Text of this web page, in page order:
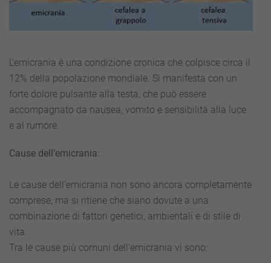
L’emicrania è una condizione cronica che colpisce circa il
12% della popolazione mondiale. Si manifesta con un
forte dolore pulsante alla testa, che può essere
accompagnato da nausea, vomito e sensibilità alla luce
e al rumore.
Cause dell’emicrania:
Le cause dell’emicrania non sono ancora completamente
comprese, ma si ritiene che siano dovute a una
combinazione di fattori genetici, ambientali e di stile di
vita.
Tra le cause più comuni dell’emicrania vi sono: